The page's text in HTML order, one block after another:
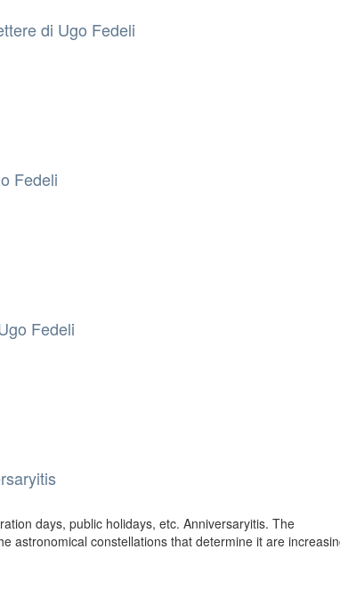
di Ugo Fedeli
Fedeli
Fedeli
days, public holidays, etc. Anniversaryitis. The
astronomical constellations that determine it are